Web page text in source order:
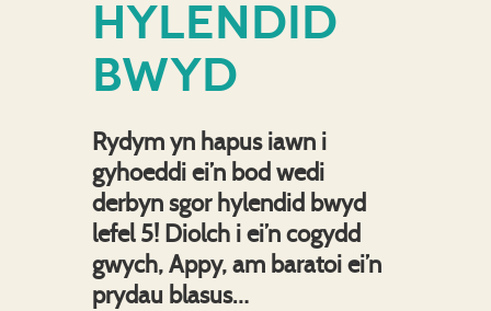
HYLENDID
BWYD
Rydym yn hapus iawn i
gyhoeddi ei’n bod wedi
derbyn sgor hylendid bwyd
lefel 5! Diolch i ei’n cogydd
gwych, Appy, am baratoi ei’n
prydau blasus…